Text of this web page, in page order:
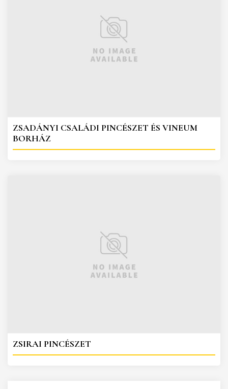
ZSADÁNYI CSALÁDI PINCÉSZET ÉS VINEUM
BORHÁZ
ZSIRAI PINCÉSZET